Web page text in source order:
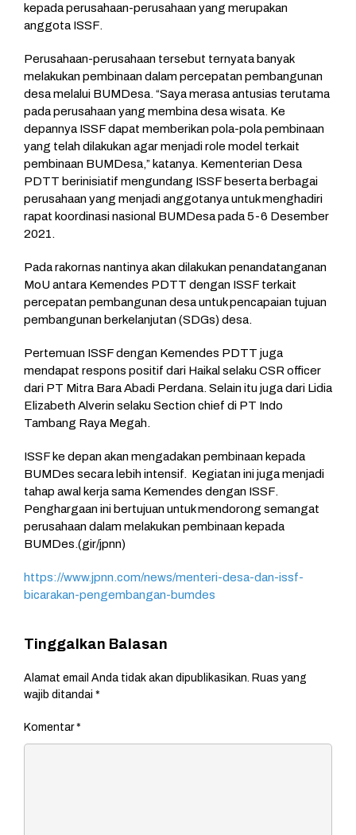
kepada perusahaan-perusahaan yang merupakan
anggota ISSF.
Perusahaan-perusahaan tersebut ternyata banyak
melakukan pembinaan dalam percepatan pembangunan
desa melalui BUMDesa. “Saya merasa antusias terutama
pada perusahaan yang membina desa wisata. Ke
depannya ISSF dapat memberikan pola-pola pembinaan
yang telah dilakukan agar menjadi role model terkait
pembinaan BUMDesa,” katanya. Kementerian Desa
PDTT berinisiatif mengundang ISSF beserta berbagai
perusahaan yang menjadi anggotanya untuk menghadiri
rapat koordinasi nasional BUMDesa pada 5-6 Desember
2021.
Pada rakornas nantinya akan dilakukan penandatanganan
MoU antara Kemendes PDTT dengan ISSF terkait
percepatan pembangunan desa untuk pencapaian tujuan
pembangunan berkelanjutan (SDGs) desa.
Pertemuan ISSF dengan Kemendes PDTT juga
mendapat respons positif dari Haikal selaku CSR officer
dari PT Mitra Bara Abadi Perdana. Selain itu juga dari Lidia
Elizabeth Alverin selaku Section chief di PT Indo
Tambang Raya Megah.
ISSF ke depan akan mengadakan pembinaan kepada
BUMDes secara lebih intensif. Kegiatan ini juga menjadi
tahap awal kerja sama Kemendes dengan ISSF.
Penghargaan ini bertujuan untuk mendorong semangat
perusahaan dalam melakukan pembinaan kepada
BUMDes.(gir/jpnn)
https://www.jpnn.com/news/menteri-desa-dan-issf-
bicarakan-pengembangan-bumdes
Tinggalkan Balasan
Alamat email Anda tidak akan dipublikasikan. Ruas yang
wajib ditandai *
Komentar*